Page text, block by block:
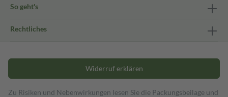
So geht's
Rechtliches
Widerruf erklären
Zu Risiken und Nebenwirkungen lesen Sie die Packungsbeilage und